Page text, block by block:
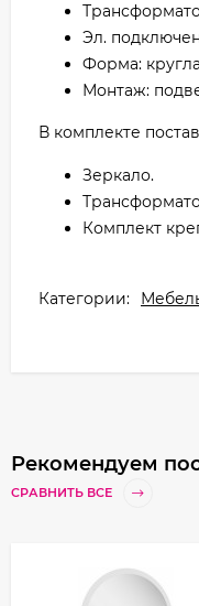
Эл.
Форма:
Монтаж:
В комплекте
Зеркало.
Комплект
Категории:
Рекомендуем
СРАВНИТЬ ВСЕ